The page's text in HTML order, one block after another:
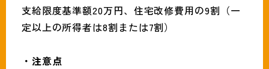
支給限度基準額20万円、住宅改修費用の9割（一
定以上の所得者は8割または7割）
・注意点